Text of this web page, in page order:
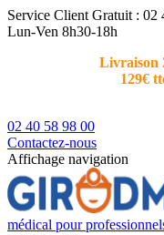
Service Client Gratuit : 02
Lun-Ven 8h30-18h
Livraison
129€
02 40 58 98 00
Contactez-nous
Affichage navigation
médical pour